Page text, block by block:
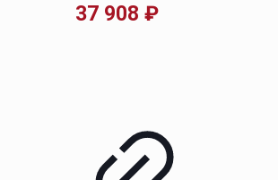
37 908₽